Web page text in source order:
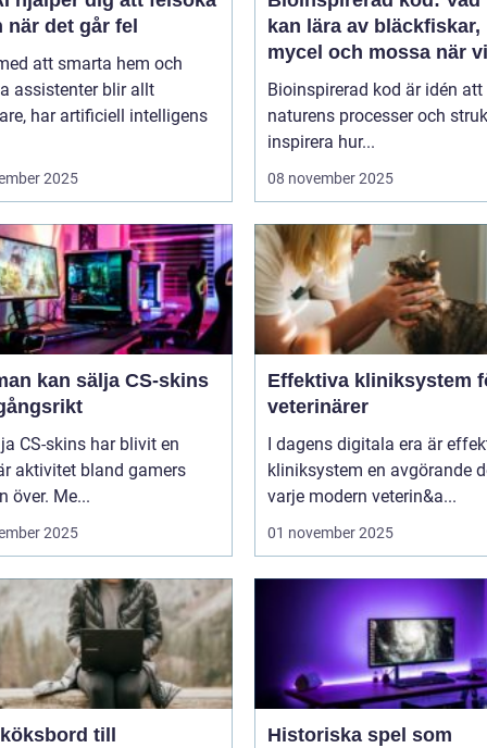
när det går fel
att smarta hem och
assistenter blir allt
har artificiell intelligens
2025
kan lära av bläckfiskar,
mycel och mossa när vi
bygger nya system
Bioinspirerad kod är idén
naturens processer och
inspirera hur...
08 november 2025
kan sälja CS-skins
CS-skins har blivit en
aktivitet bland gamers
över. Me...
2025
Effektiva kliniksystem
veterinärer
I dagens digitala era är
kliniksystem en avgörande
varje modern veterin&a...
01 november 2025
till
Historiska spel som